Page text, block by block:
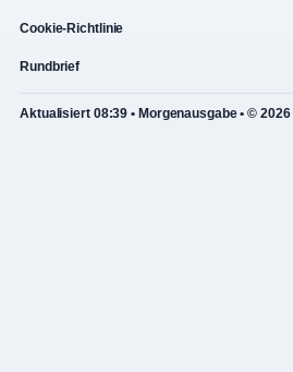
Cookie-Richtlinie
Rundbrief
Aktualisiert 08:39 • Morgenausgabe • ©